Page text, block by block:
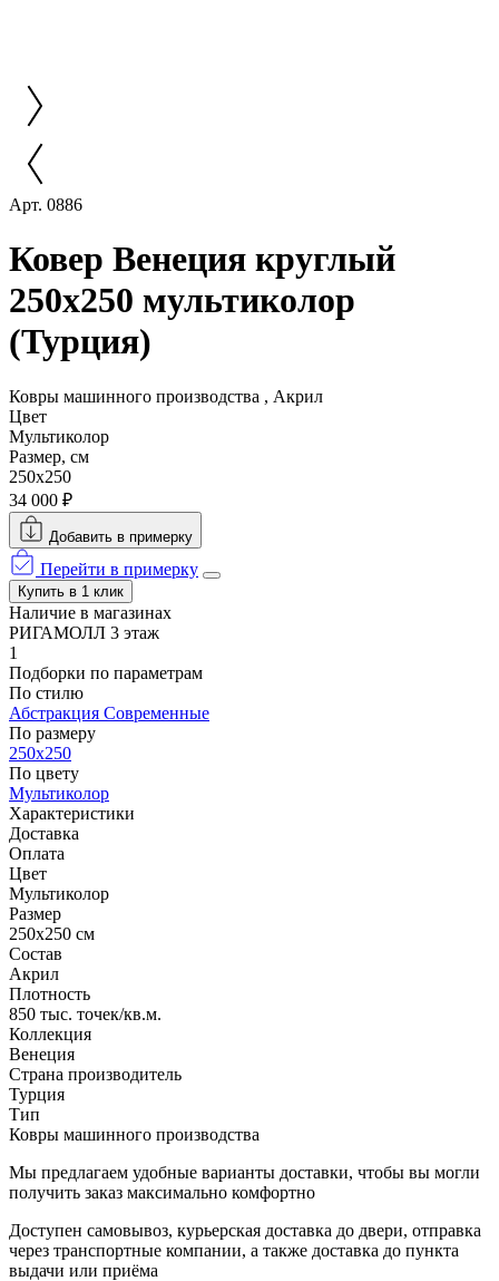
Арт. 0886
Ковер Венеция круглый
250x250 мультиколор
(Турция)
Ковры машинного производства , Акрил
Цвет
Мультиколор
Размер, см
250x250
34 000 ₽
Добавить в примерку
Перейти в примерку
Купить в 1 клик
Наличие в магазинах
РИГАМОЛЛ 3 этаж
1
Подборки по параметрам
По стилю
Абстракция Современные
По размеру
250x250
По цвету
Мультиколор
Характеристики
Доставка
Оплата
Цвет
Мультиколор
Размер
250x250 см
Состав
Акрил
Плотность
850 тыс. точек/кв.м.
Коллекция
Венеция
Страна производитель
Турция
Тип
Ковры машинного производства
Мы предлагаем удобные варианты доставки, чтобы вы могли
получить заказ максимально комфортно
Доступен самовывоз, курьерская доставка до двери, отправка
через транспортные компании, а также доставка до пункта
выдачи или приёма